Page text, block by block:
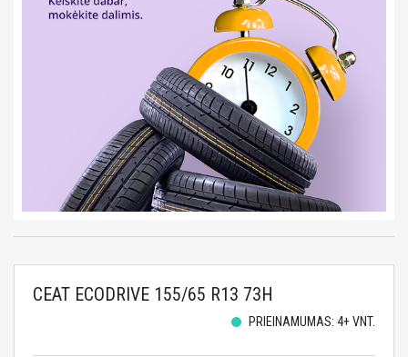
CEAT ECODRIVE 155/65 R13 73H
PRIEINAMUMAS: 4+ VNT.